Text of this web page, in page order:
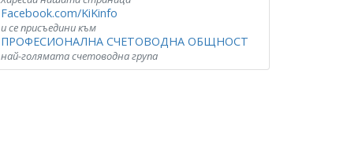
Facebook.com/KiKinfo
и се присъедини към
ПРОФЕСИОНАЛНА СЧЕТОВОДНА ОБЩНОСТ
най-голямата счетоводна група